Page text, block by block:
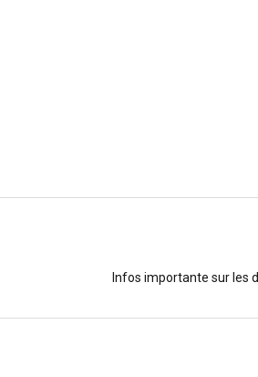
Infos importante sur les